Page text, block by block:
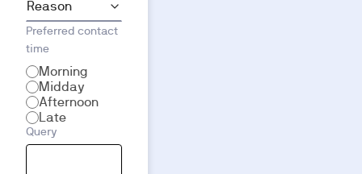
Preferred contact
time
Morning
Midday
Afternoon
Late
Query